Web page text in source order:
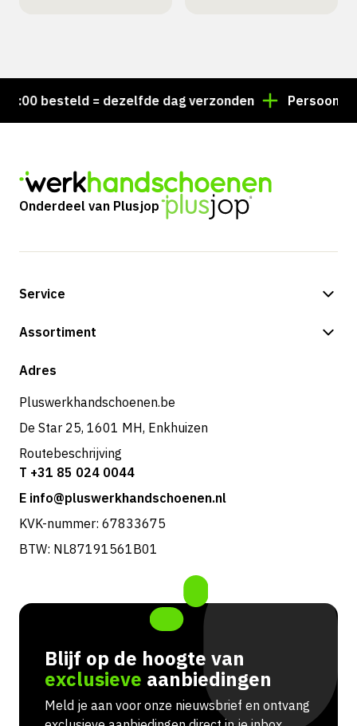
besteld = dezelfde dag verzonden Persoonlijk
Onderdeel van Plusjop
Service
Betalingsmogelijkheden
Retouren & service
Assortiment
Shop
Adres
Pluswerkhandschoenen.be
De Star 25, 1601 MH, Enkhuizen
Routebeschrijving
T +31 85 024 0044
E info@pluswerkhandschoenen.nl
KVK-nummer: 67833675
BTW: NL87191561B01
Blijf op de hoogte van
exclusieve aanbiedingen
Meld je aan voor onze nieuwsbrief en ontvang